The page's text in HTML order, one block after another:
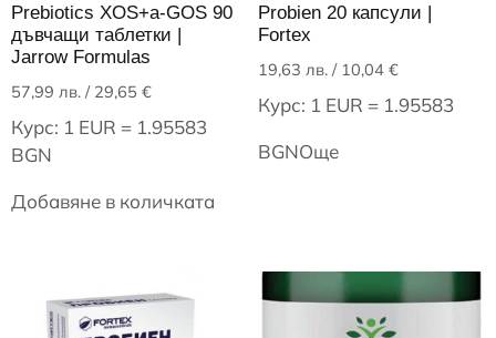
Prebiotics XOS+a-GOS 90
дъвчащи таблетки |
Jarrow Formulas
57,99 лв. / 29,65 €
Курс: 1 EUR = 1.95583
BGN
Добавяне в количката
Probien 20 капсули |
Fortex
19,63 лв./ 10,04 €
Курс: 1 EUR = 1.95583
BGNОще